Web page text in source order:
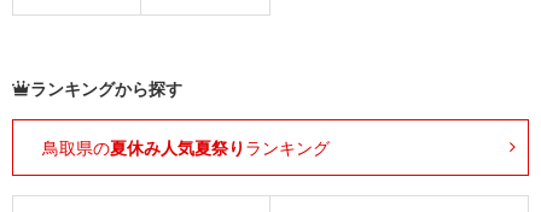
ランキングから探す
鳥取県の夏休み人気夏祭り ランキング